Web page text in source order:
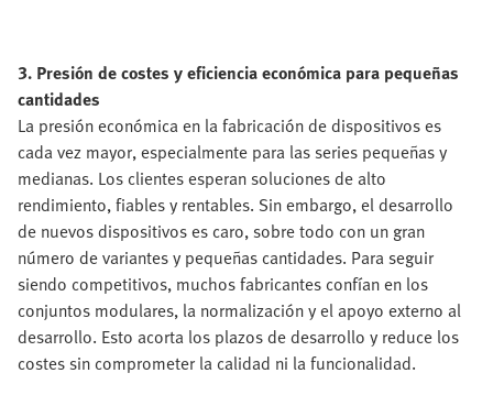
3. Presión de costes y eficiencia económica para pequeñas
cantidades
La presión económica en la fabricación de dispositivos es
cada vez mayor, especialmente para las series pequeñas y
medianas. Los clientes esperan soluciones de alto
rendimiento, fiables y rentables. Sin embargo, el desarrollo
de nuevos dispositivos es caro, sobre todo con un gran
número de variantes y pequeñas cantidades. Para seguir
siendo competitivos, muchos fabricantes confían en los
conjuntos modulares, la normalización y el apoyo externo al
desarrollo. Esto acorta los plazos de desarrollo y reduce los
costes sin comprometer la calidad ni la funcionalidad.